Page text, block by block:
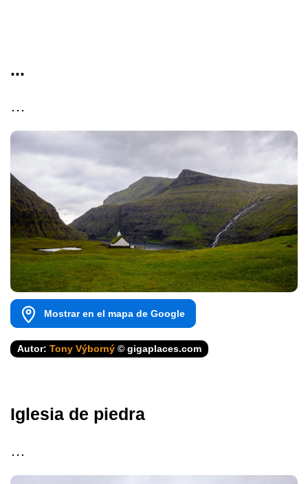
...
…
Mostrar en el mapa de Google
Autor: Tony Výborný © gigaplaces.com
Iglesia de piedra
…